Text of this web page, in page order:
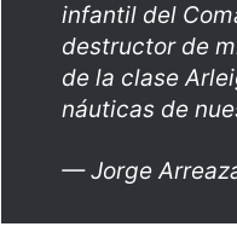
infantil del
destructor de
de la clase
náuticas de
— Jorge